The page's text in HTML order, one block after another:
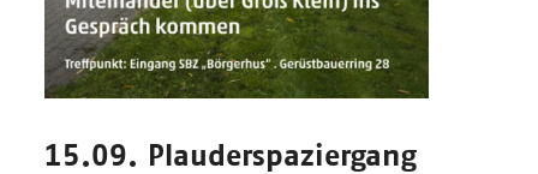
15.09. Plauderspaziergang